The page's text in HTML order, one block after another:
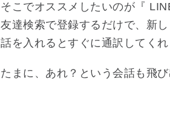
そこでオススメしたいのが『
友達検索で登録するだけで、新
話を入れるとすぐに通訳してくれ
たまに、あれ？という会話も飛